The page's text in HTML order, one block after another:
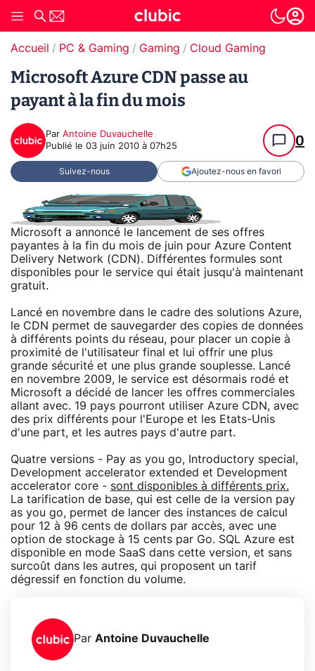
Accueil PC & Gaming Gaming Cloud Gaming
Microsoft Azure CDN passe au
payant à la fin du mois
Par Antoine Duvauchelle
Publié le 03 juin 2010 à 07h25 0
Suivez-nous Ajoutez-nous en favori
Microsoft a annoncé le lancement de ses offres
payantes à la fin du mois de juin pour Azure Content
Delivery Network (CDN). Différentes formules sont
disponibles pour le service qui était jusqu'à maintenant
gratuit.
Lancé en novembre dans le cadre des solutions Azure,
le CDN permet de sauvegarder des copies de données
à différents points du réseau, pour placer un copie à
proximité de l'utilisateur final et lui offrir une plus
grande sécurité et une plus grande souplesse. Lancé
en novembre 2009, le service est désormais rodé et
Microsoft a décidé de lancer les offres commerciales
allant avec. 19 pays pourront utiliser Azure CDN, avec
des prix différents pour l'Europe et les Etats-Unis
d'une part, et les autres pays d'autre part.
Quatre versions - Pay as you go, Introductory special,
Development accelerator extended et Development
accelerator core - sont disponibles à différents prix.
La tarification de base, qui est celle de la version pay
as you go, permet de lancer des instances de calcul
pour 12 à 96 cents de dollars par accès, avec une
option de stockage à 15 cents par Go. SQL Azure est
disponible en mode SaaS dans cette version, et sans
surcoût dans les autres, qui proposent un tarif
dégressif en fonction du volume.
Par Antoine Duvauchelle